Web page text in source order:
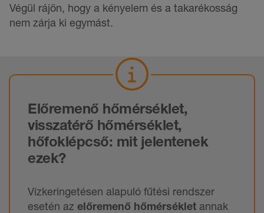
Végül rájön, hogy a kényelem és a takarékosság
nem zárja ki egymást.
Előremenő hőmérséklet,
visszatérő hőmérséklet,
hőfoklépcső: mit jelentenek
ezek?
Vízkeringetésen alapuló fűtési rendszer
esetén az előremenő hőmérséklet annak